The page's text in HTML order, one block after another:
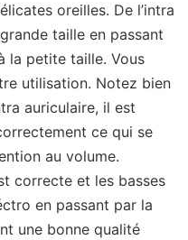
oreilles. De l’intra
taille en passant
la petite taille. Vous
utilisation. Notez bien
auriculaire, il est
ce qui se
au volume.
correcte et les basses
en passant par la
une bonne qualité